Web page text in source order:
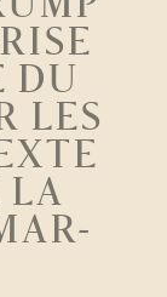
DU
LES
LA